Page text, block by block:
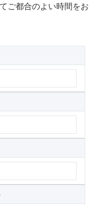
ご都合のよい時間をお